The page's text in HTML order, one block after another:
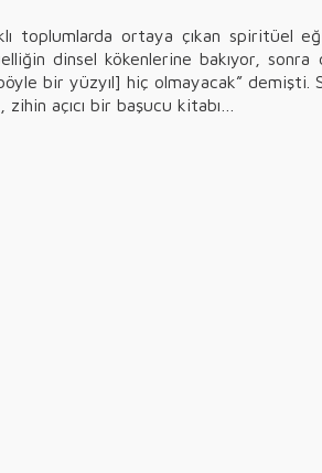
toplumlarda ortaya çıkan spiritüel
dinsel kökenlerine bakıyor,
bir yüzyıl] hiç olmayacak” demişti.
açıcı bir başucu kitabı…